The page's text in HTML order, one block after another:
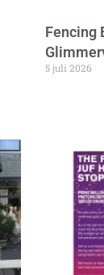
Fencing
5 juli 2026